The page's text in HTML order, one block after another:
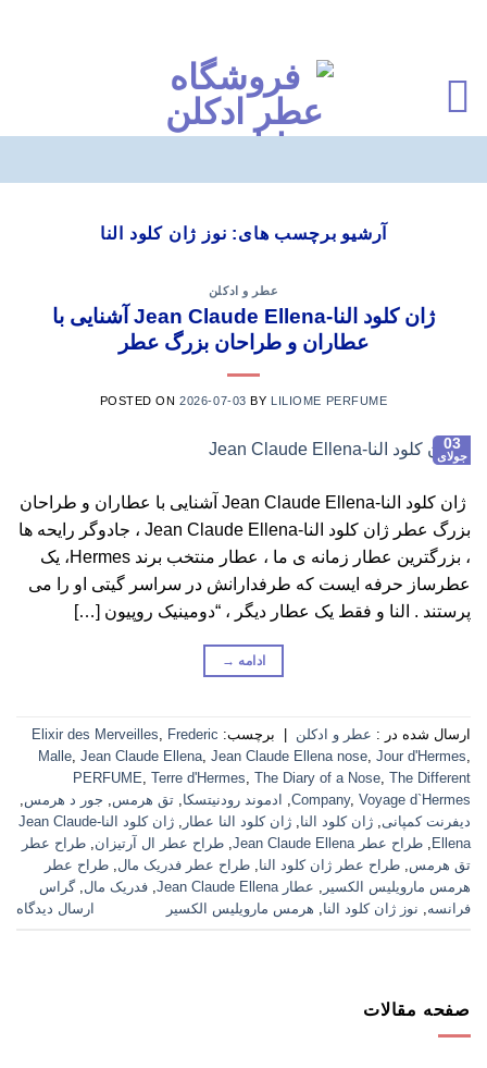
آرشیو برچسب های: نوز ژان کلود النا
عطر و ادکلن
ژان کلود النا-Jean Claude Ellena آشنایی با
عطاران و طراحان بزرگ عطر
POSTED ON2026-07-03 BY LILIOME PERFUME
03
جولای
ژان کلود النا-Jean Claude Ellena آشنایی با عطاران و طراحان
بزرگ عطر ژان کلود النا-Jean Claude Ellena ، جادوگر رایحه ها
، بزرگترین عطار زمانه ی ما ، عطار منتخب برند Hermes، یک
عطرساز حرفه ایست که طرفدارانش در سراسر گیتی او را می
پرستند . النا و فقط یک عطار دیگر ، “دومینیک روپیون […]
ادامه →
ارسال شده در : عطر و ادکلن برچسب: Elixir des Merveilles, Frederic
Malle, Jean Claude Ellena, Jean Claude Ellena nose, Jour d'Hermes,
PERFUME, Terre d'Hermes, The Diary of a Nose, The Different
Company, Voyage d`Hermes
, ادموند رودنیتسکا, تق هرمس, جور د هرمس,
دیفرنت کمپانی, ژان کلود النا, ژان کلود النا عطار ,
ژان کلود النا-Jean Claude
Ellena
, طراح عطر Jean Claude Ellena , طراح عطر ال آرتیزان, طراح عطر
تق هرمس, طراح عطر ژان کلود النا, طراح عطر فدریک مال, طراح عطر
هرمس مارویلیس الکسیر , عطار Jean Claude Ellena , فدریک مال,گراس
فرانسه, نوز ژان کلود النا, هرمس مارویلیس الکسیر ارسال دیدگاه
صفحه مقالات